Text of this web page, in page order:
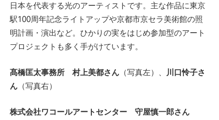
日本を代表する光のアーティストです。主な作品に東京
駅100周年記念ライトアップや京都市京セラ美術館の照
明計画・演出など。ひかりの実をはじめ参加型のアート
プロジェクトも多く手がけています。
髙橋匡太事務所 村上美都さん （写真左）、 川口怜子さ
ん （写真右）
株式会社ワコールアートセンター 守屋慎一郎さん